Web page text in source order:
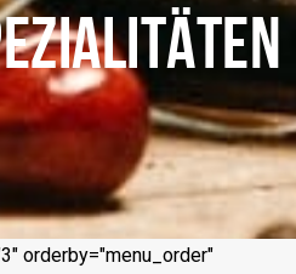
orderby="menu_order"